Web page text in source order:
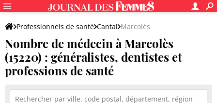
Professionnels de santé Cantal Marcolès
Nombre de médecin à Marcolès
(15220) : généralistes, dentistes et
professions de santé